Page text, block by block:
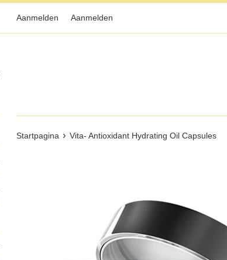
Aanmelden Aanmelden
Startpagina › Vita- Antioxidant Hydrating Oil Capsules